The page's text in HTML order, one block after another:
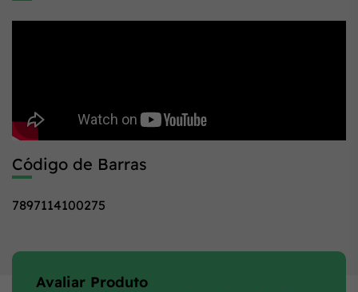
Código de Barras
7897114100275
Avaliar Produto